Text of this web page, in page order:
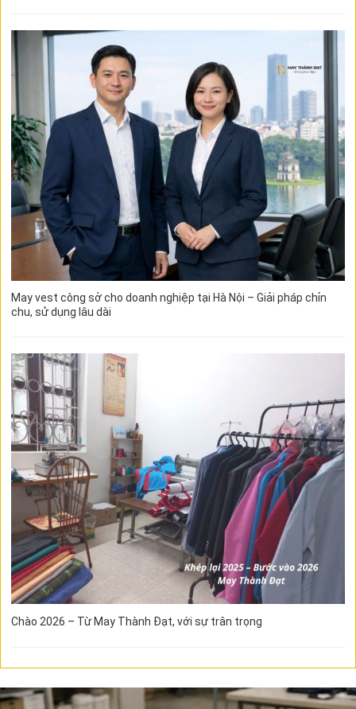
May vest công sở cho doanh nghiệp tại Hà Nội – Giải pháp chỉn
chu, sử dụng lâu dài
Chào 2026 – Từ May Thành Đạt, với sự trân trọng